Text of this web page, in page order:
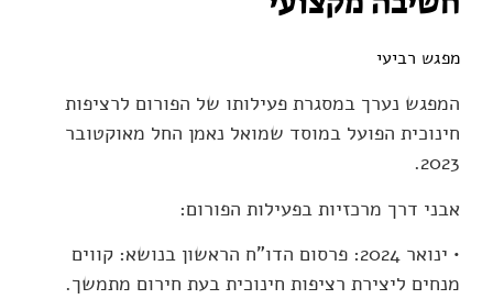
מפגש רביעי
המפגש נערך במסגרת פעילותו של הפורום לרציפות
חינוכית הפועל במוסד שמואל נאמן החל מאוקטובר
2023.
אבני דרך מרכזיות בפעילות הפורום:
• ינואר 2024: פרסום הדו"ח הראשון בנושא: קווים
מנחים ליצירת רציפות חינוכית בעת חירום מתמשך.